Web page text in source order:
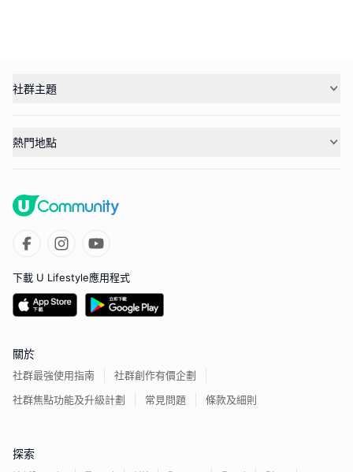
社群主題
熱門地點
下載 U Lifestyle應用程式
關於
社群最強使用指南
社群創作有價企劃
社群焦點功能及升級計劃
常見問題 條款及細則
探索